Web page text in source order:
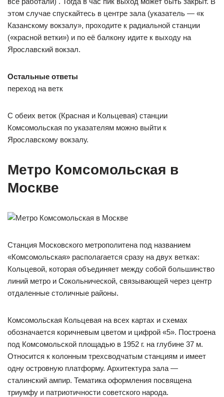
этом случае спускайтесь в центре зала (указатель — «к
Казанскому вокзалу», проходите к радиальной станции
(«красной ветки») и по её балкону идите к выходу на
Ярославский вокзал.
Остальные ответы
переход на ветк
С обеих веток (Красная и Кольцевая) станции
Комсомольская по указателям можно выйти к
Ярославскому вокзалу.
Метро Комсомольская в
Москве
Станция Московского метрополитена под названием
«Комсомольская» располагается сразу на двух ветках:
Кольцевой, которая объединяет между собой большинство
линий метро и Сокольнической, связывающей через центр
отдаленные столичные районы.
Комсомольская Кольцевая на всех картах и схемах
обозначается коричневым цветом и цифрой «5». Построена
под Комсомольской площадью в 1952 г. на глубине 37 м.
Относится к колонным трехсводчатым станциям и имеет
одну островную платформу. Архитектура зала —
сталинский ампир. Тематика оформления посвящена
триумфу и патриотичности советского народа.